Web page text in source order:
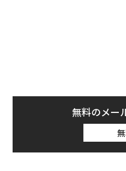
無料のメー